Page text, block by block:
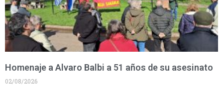
Homenaje a Alvaro Balbi a 51 años de su asesinato
02/08/2026